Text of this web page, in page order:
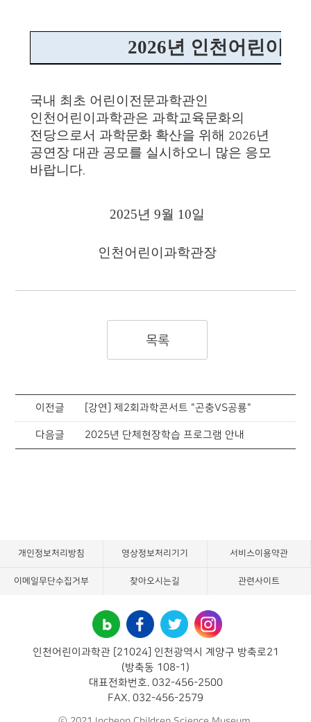
2026년 인천어린이과
국내 최초 어린이전문과학관인
인천어린이과학관은 과학교육문화의
전당으로서 과학문화 확산을 위해 2026년
공연장 대관 공모를 실시하오니 많은 응모
바랍니다.
2025년 9월 10일
인천어린이과학관장
목록
이전글 [강연] 제2회과학콘서트 "곤충VS공룡"
다음글 2025년 단체현장학습 프로그램 안내
개인정보처리방침 영상정보처리기기 서비스이용약관
이메일무단수집거부 찾아오시는길 관련사이트
인천어린이과학관 [21024] 인천광역시 계양구 방축로21
(방축동 108-1)
대표전화번호. 032-456-2500
FAX. 032-456-2579